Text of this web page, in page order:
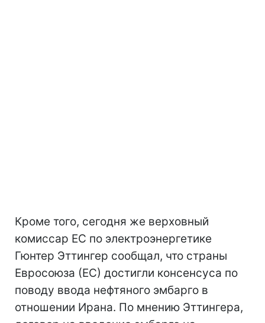
Кроме того, сегодня же верховный
комиссар ЕС по электроэнергетике
Гюнтер Эттингер сообщал, что страны
Евросоюза (ЕС) достигли консенсуса по
поводу ввода нефтяного эмбарго в
отношении Ирана. По мнению Эттингера,